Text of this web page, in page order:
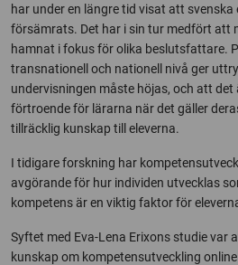
har under en längre tid visat att
försämrats. Det har i sin tur medfört att
hamnat i fokus för olika beslutsfattare.
transnationell och nationell nivå ger
undervisningen måste höjas, och att det
förtroende för lärarna när det gäller
tillräcklig kunskap till eleverna.
I tidigare forskning har
avgörande för hur individen utvecklas
kompetens är en viktig faktor för
Syftet med Eva-Lena Erixons studie var
kunskap om kompetensutveckling